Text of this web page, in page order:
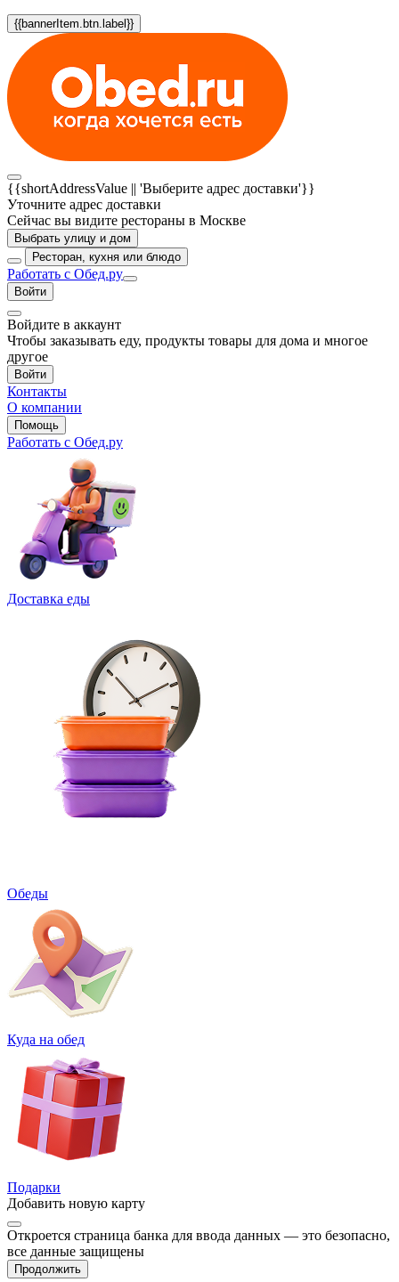
{{bannerItem.btn.label}}
{{shortAddressValue || 'Выберите адрес доставки'}}
Уточните адрес доставки
Сейчас вы видите рестораны в Москве
Выбрать улицу и дом
Ресторан, кухня или блюдо
Работать с Обед.ру
Войти
Войдите в аккаунт
Чтобы заказывать еду, продукты товары для дома и многое
другое
Войти
Контакты
О компании
Помощь
Работать с Обед.ру
Доставка еды
Обеды
Куда на обед
Подарки
Добавить новую карту
Откроется страница банка для ввода данных — это безопасно,
все данные защищены
Продолжить